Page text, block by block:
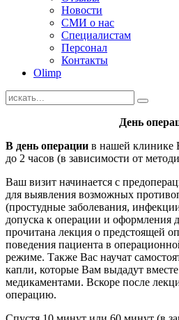
Новости
СМИ о нас
Специалистам
Персонал
Контакты
Olimp
День
В день операции в нашей клинике
до 2 часов (в зависимости от
Ваш визит начинается с
для выявления возможных
(простудные заболевания,
допуска к операции и оформления
прочитана лекция о предстоящей
поведения пациента в
режиме. Также Вас научат
капли, которые Вам выдадут
медикаментами. Вскоре после
операцию.